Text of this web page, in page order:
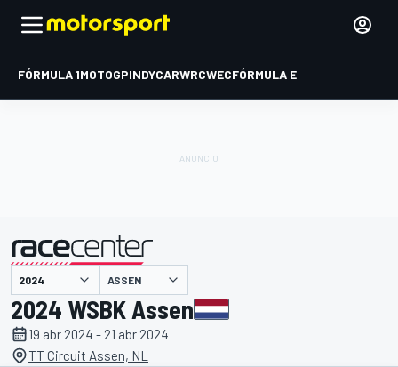
FÓRMULA 1MOTOGPINDYCARWRCWECFÓRMULA E
presentado por ASSEN
2024 WSBK Assen
19 abr 2024 - 21 abr 2024
TT Circuit Assen, NL